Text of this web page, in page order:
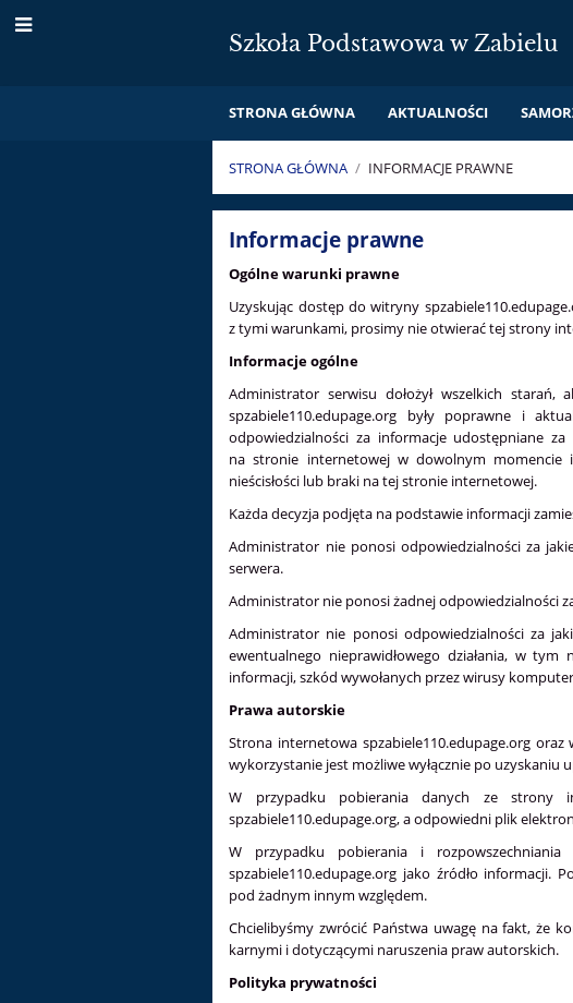
Szkoła Podstawowa w Zabielu
STRONA GŁÓWNA AKTUALNOŚCI
STRONA GŁÓWNA / INFORMACJE PRAWNE
Informacje
prawne
Informacje prawne
Ogólne warunki prawne
Uzyskując dostęp do witryny
z tymi warunkami, prosimy nie otwierać tej strony
Informacje ogólne
Administrator serwisu dołożył wszelkich
spzabiele110.edupage.org były poprawne i
odpowiedzialności za informacje udostępniane
na stronie internetowej w dowolnym momencie
nieścisłości lub braki na tej stronie internetowej.
Każda decyzja podjęta na podstawie informacji
Administrator nie ponosi odpowiedzialności za
serwera.
Administrator nie ponosi żadnej odpowiedzialności
Administrator nie ponosi odpowiedzialności za
ewentualnego nieprawidłowego działania, w
informacji, szkód wywołanych przez wirusy
Prawa autorskie
Strona internetowa spzabiele110.edupage.org
wykorzystanie jest możliwe wyłącznie po
W przypadku pobierania danych ze strony
spzabiele110.edupage.org, a odpowiedni plik
W przypadku pobierania i
spzabiele110.edupage.org jako źródło
pod żadnym innym względem.
Chcielibyśmy zwrócić Państwa uwagę na fakt, że
karnymi i dotyczącymi naruszenia praw autorskich.
Polityka prywatności